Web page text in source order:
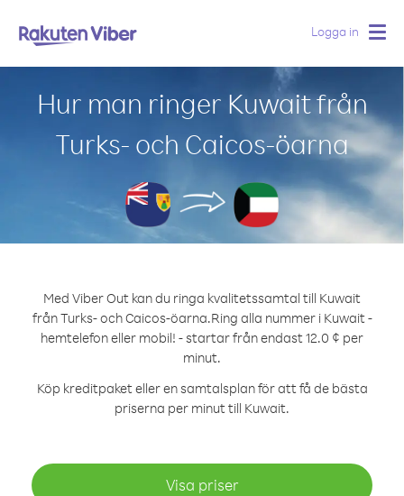
Logga in
Hur man ringer Kuwait från
Turks- och Caicos-öarna
Med Viber Out kan du ringa kvalitetssamtal till Kuwait
från Turks- och Caicos-öarna.Ring alla nummer i Kuwait -
hemtelefon eller mobil! - startar från endast 12.0 ¢ per
minut.
Köp kreditpaket eller en samtalsplan för att få de bästa
priserna per minut till Kuwait.
Visa priser